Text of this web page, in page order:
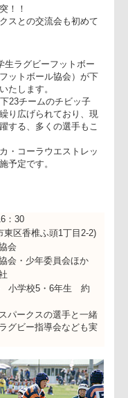
激突！！
学生ラグビーフットボー
ーフットボール協会）が
せいたします。
県下23チームのチビッ子
が繰り広げられており、
活躍する、多くの選手も
コカ・コーラウエストレ
16：30
市東区香椎ふ頭1丁目2-2)
ル協会
ル協会・少年委員会ほか
会社
ール 小学校5・6年生 約
ドスパークスの選手と一緒
席ラグビー指導会なども実